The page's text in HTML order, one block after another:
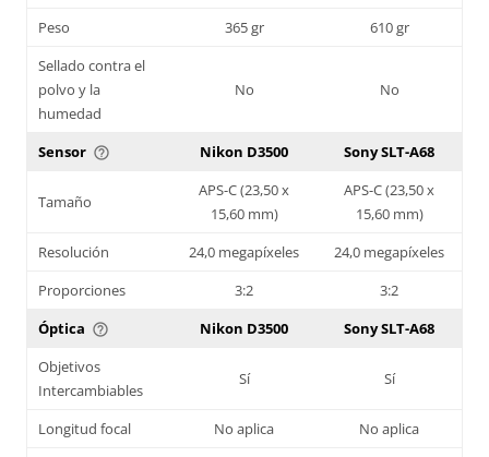
Peso
365 gr
610 gr
Sellado contra el
polvo y la
humedad
No No
Sensor help_outline Nikon D3500 Sony SLT-A68
Tamaño
APS-C (23,50 x
15,60 mm)
APS-C (23,50 x
15,60 mm)
Resolución
24,0 megapíxeles
24,0 megapíxeles
Proporciones
3:2
3:2
Óptica help_outline Nikon D3500
Sony SLT-A68
Objetivos
Intercambiables
Sí Sí
Longitud focal No aplica
No aplica